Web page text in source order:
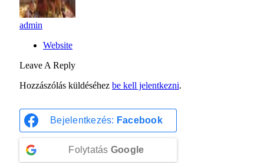
admin
Website
Leave A Reply
Hozzászólás küldéséhez be kell jelentkezni.
Bejelentkezés: Facebook
Folytatás Google